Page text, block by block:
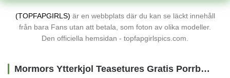
(TOPFAPGIRLS) är en webbplats där du kan se läckt innehåll
från bara Fans utan att betala, som foton av olika modeller.
Den officiella hemsidan - topfapgirlspics.com.
Mormors Ytterkjol Teasetures Gratis Porrbilder